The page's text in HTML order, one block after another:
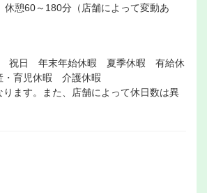
憩60～180分（店舗によって変動あ
祝日 年末年始休暇 夏季休暇 有給休
育児休暇 介護休暇
ます。また、店舗によって休日数は異